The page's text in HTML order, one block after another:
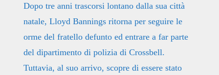
Dopo tre anni trascorsi lontano dalla sua città
natale, Lloyd Bannings ritorna per seguire le
orme del fratello defunto ed entrare a far parte
del dipartimento di polizia di Crossbell.
Tuttavia, al suo arrivo, scopre di essere stato